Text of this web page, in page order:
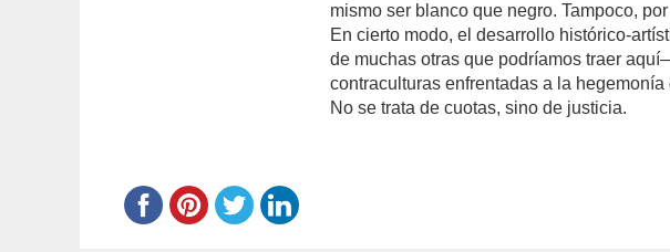
mismo ser blanco que negro. Tampoco,
En cierto modo, el desarrollo histórico-
de muchas otras que podríamos traer
contraculturas enfrentadas a la
No se trata de cuotas, sino de justicia.